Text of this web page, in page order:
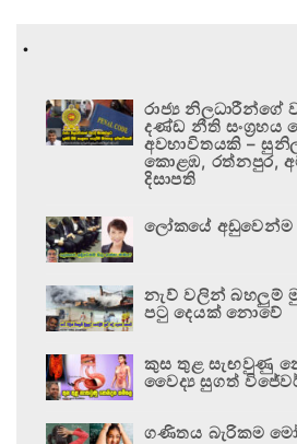
.
රාජ්‍ය නිලධාරීන්ගේ
දණ්ඩ නීති සංග්‍රහය
අවභාවිතයකි –
කොළඹ, රත්නපුර,
දිසාපති
ලෝකයේ අඩුවෙන්ම
නැව් වලින් බහලුම්
පටු දෙයක් නොවේ
කුස තුළ සැඟවුණු
වෛද්‍ය සුගත්
ගණිතය බැරිකම